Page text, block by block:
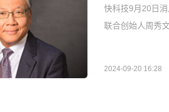
快科技9月20日
联合创始人周秀
2024-09-20 16:28